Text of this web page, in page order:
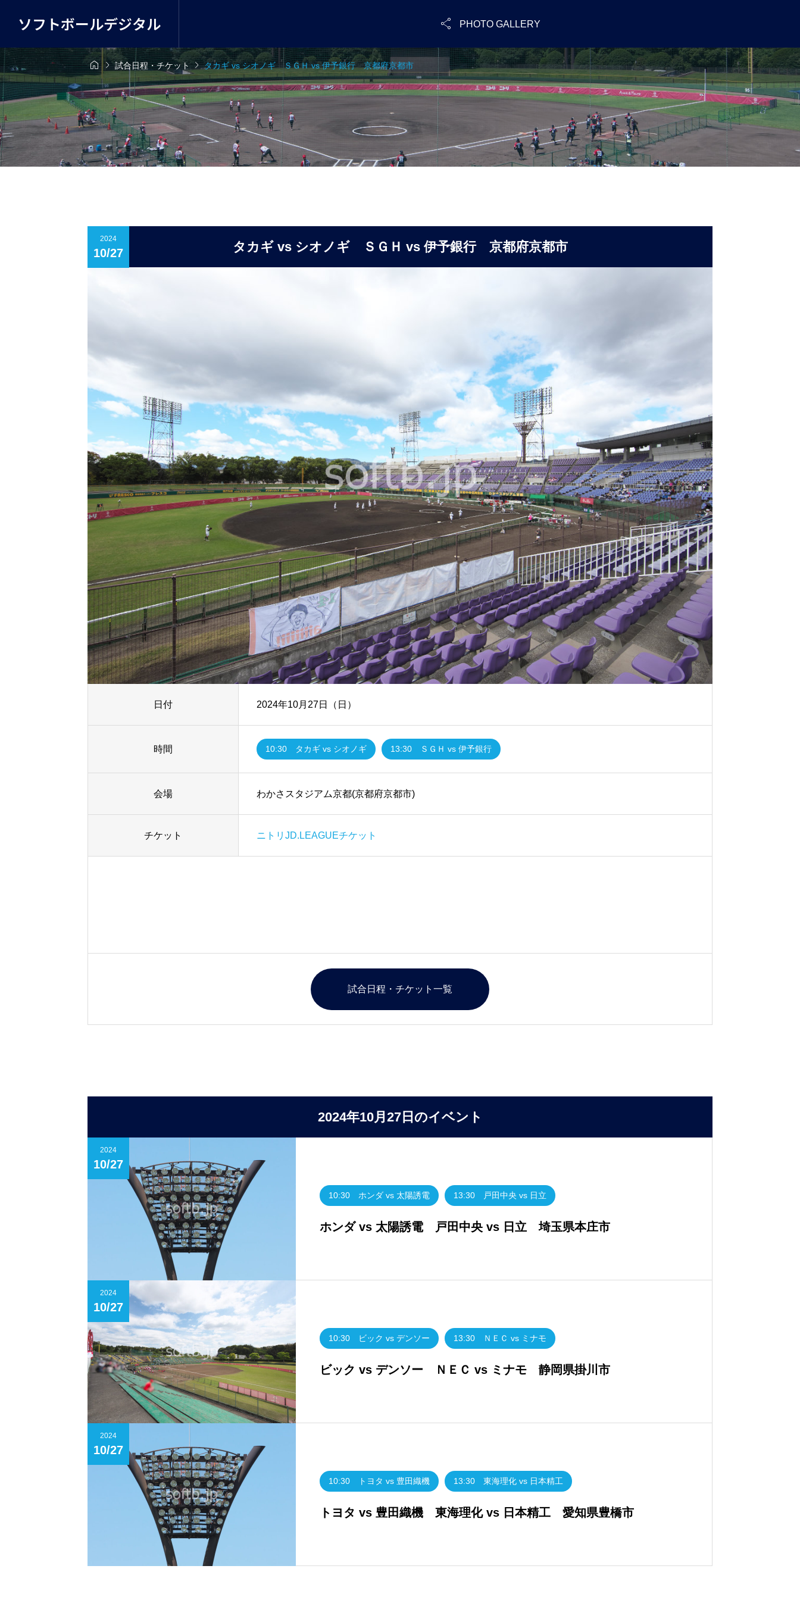
ソフトボールデジタル  PHOTO GALLERY
試合日程・チケットタカギ vs シオノギ ＳＧＨ vs 伊予銀行 京都府京都市
2024
10/27 タカギ vs シオノギ ＳＧＨ vs 伊予銀行 京都府京都市
日付 2024年10月27日（日）
時間 10:30 タカギ vs シオノギ 13:30 ＳＧＨ vs 伊予銀行
会場 わかさスタジアム京都(京都府京都市)
チケット ニトリJD.LEAGUEチケット
試合日程・チケット一覧
2024年10月27日のイベント
2024
10/27
10:30 ホンダ vs 太陽誘電 13:30 戸田中央 vs 日立
ホンダ vs 太陽誘電 戸田中央 vs 日立 埼玉県本庄市
2024
10/27
10:30 ビック vs デンソー 13:30 ＮＥＣ vs ミナモ
ビック vs デンソー ＮＥＣ vs ミナモ 静岡県掛川市
2024
10/27
10:30 トヨタ vs 豊田織機 13:30 東海理化 vs 日本精工
トヨタ vs 豊田織機 東海理化 vs 日本精工 愛知県豊橋市